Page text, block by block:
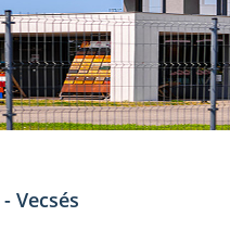
- Vecsés